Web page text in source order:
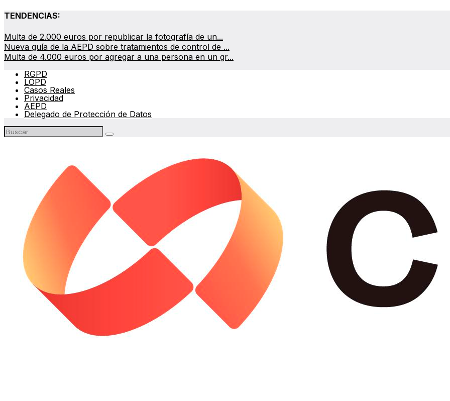
TENDENCIAS:
Multa de 2.000 euros por republicar la fotografía de un...
Nueva guía de la AEPD sobre tratamientos de control de ...
Multa de 4.000 euros por agregar a una persona en un gr...
RGPD
LOPD
Casos Reales
Privacidad
AEPD
Delegado de Protección de Datos